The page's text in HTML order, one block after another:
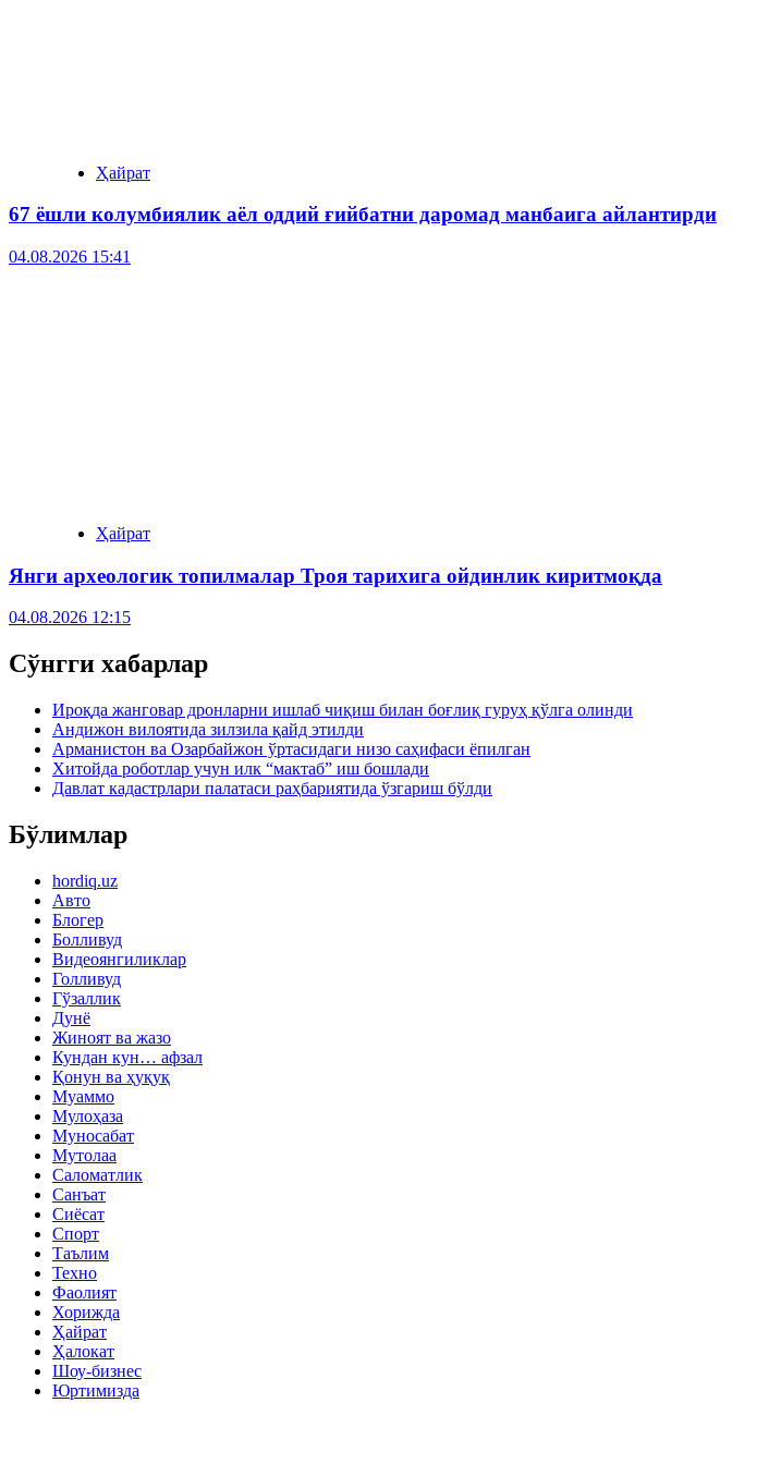
Ҳайрат
67 ёшли колумбиялик аёл оддий ғийбатни даромад манбаига айлантирди
04.08.2026 15:41
Ҳайрат
Янги археологик топилмалар Троя тарихига ойдинлик киритмоқда
04.08.2026 12:15
Сўнгги хабарлар
Ироқда жанговар дронларни ишлаб чиқиш билан боғлиқ гуруҳ қўлга олинди
Андижон вилоятида зилзила қайд этилди
Арманистон ва Озарбайжон ўртасидаги низо саҳифаси ёпилган
Хитойда роботлар учун илк “мактаб” иш бошлади
Давлат кадастрлари палатаси раҳбариятида ўзгариш бўлди
Бўлимлар
hordiq.uz
Авто
Блогер
Болливуд
Видеоянгиликлар
Голливуд
Гўзаллик
Дунё
Жиноят ва жазо
Кундан кун… афзал
Қонун ва ҳуқуқ
Муаммо
Мулоҳаза
Муносабат
Мутолаа
Саломатлик
Санъат
Сиёсат
Спорт
Таълим
Техно
Фаолият
Хорижда
Ҳайрат
Ҳалокат
Шоу-бизнес
Юртимизда